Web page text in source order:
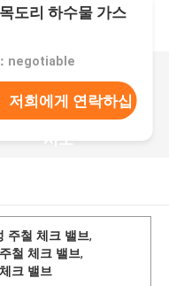
도리 하수물 가스
negotiable
저희에게 연락하십
시오
주철 체크 밸브,
철 체크 밸브,
크 밸브